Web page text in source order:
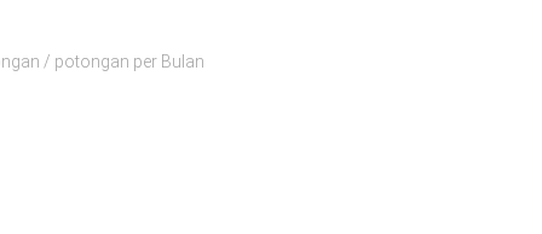
/ potongan per Bulan